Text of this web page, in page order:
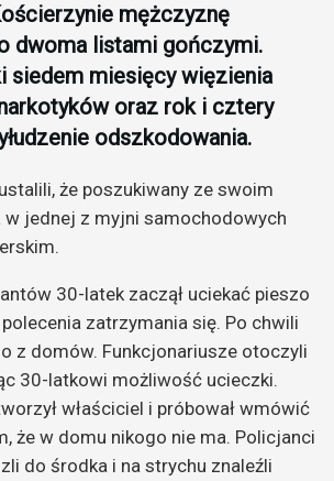
mężczyznę
dwoma listami gończymi.
siedem miesięcy więzienia
oraz rok i cztery
odszkodowania.
że poszukiwany ze swoim
w jednej z myjni samochodowych
30-latek zaczął uciekać pieszo
polecenia zatrzymania się. Po chwili
z domów. Funkcjonariusze otoczyli
30-latkowi możliwość ucieczki.
właściciel i próbował wmówić
że w domu nikogo nie ma. Policjanci
do środka i na strychu znaleźli